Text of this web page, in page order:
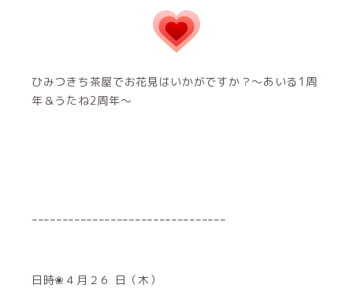
ひみつきち茶屋でお花見はいかがですか？～あいる1周
年＆うたね2周年〜
ｰｰｰｰｰｰｰｰｰｰｰｰｰｰｰｰｰｰｰｰｰｰｰｰｰｰｰｰｰｰｰｰ
日時❀４月２６ 日（木）